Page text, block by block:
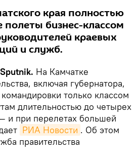
края полностью
бизнес-классом
краевых
и служб.
На Камчатке
включая губернатора,
только классом
длительностью до четырех
и при перелетах большей
РИА Новости . Об этом
правительства